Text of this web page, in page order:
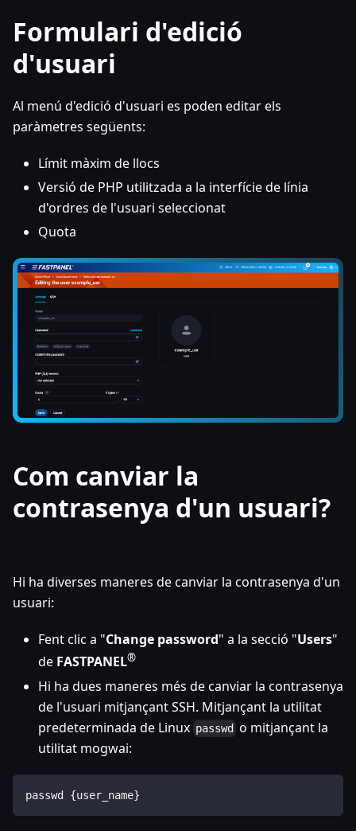
Formulari d'edició
d'usuari
Al menú d'edició d'usuari es poden editar els
paràmetres següents:
Límit màxim de llocs
Versió de PHP utilitzada a la interfície de línia
d'ordres de l'usuari seleccionat
Quota
Com canviar la
contrasenya d'un usuari?
Hi ha diverses maneres de canviar la contrasenya d'un
usuari:
Fent clic a "Change password" a la secció "Users"
de FASTPANEL®
Hi ha dues maneres més de canviar la contrasenya
de l'usuari mitjançant SSH. Mitjançant la utilitat
predeterminada de Linux passwd o mitjançant la
utilitat mogwai:
passwd {user_name}